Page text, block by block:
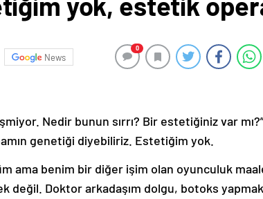
News
0
Nedir bunun sırrı? Bir estetiğiniz var mı?”
genetiği diyebiliriz. Estetiğim yok.
ama benim bir diğer işim olan oyunculuk
değil. Doktor arkadaşım dolgu, botoks